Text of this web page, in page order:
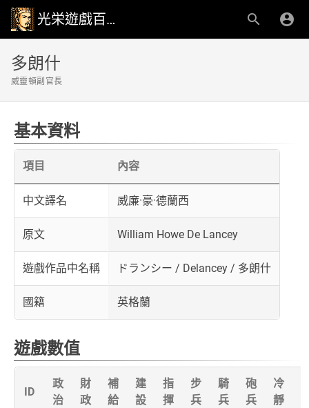
光栄遊戲百科事典
多朗什
威靈頓副官長
基本資料
項目 內容
中文譯名 威廉·豪·德蘭西
原文 William Howe De Lancey
遊戲作品中名稱 ドランシー / Delancey / 多朗什
國籍 英格蘭
遊戲數值
ID
政
治
財
政
補
給
建
設
指
揮
步
兵
騎
兵
砲
兵
冷
靜